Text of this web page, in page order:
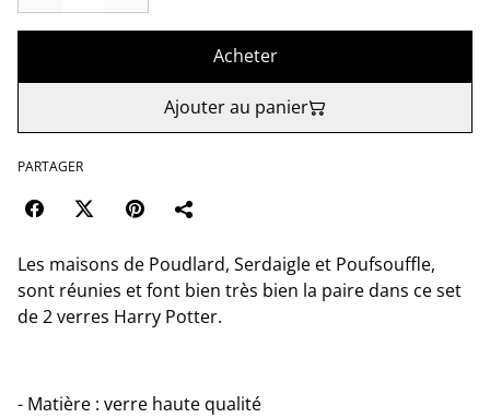
Acheter
Ajouter au panier
PARTAGER
Les maisons de Poudlard, Serdaigle et Poufsouffle,
sont réunies et font bien très bien la paire dans ce set
de 2 verres Harry Potter.
- Matière : verre haute qualité